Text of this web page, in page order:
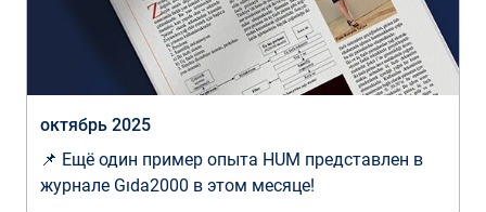
октябрь 2025
📌 Ещё один пример опыта HUM представлен в
журнале Gıda2000 в этом месяце!